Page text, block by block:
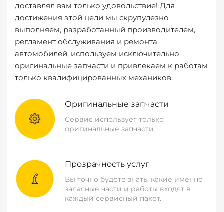
доставлял вам только удовольствие! Для
достижения этой цели мы скрупулезно
выполняем, разработанный производителем,
регламент обслуживания и ремонта
автомобилей, используем исключительно
оригинальные запчасти и привлекаем к работам
только квалифицированных механиков.
Оригинальные запчасти
Сервис использует только
оригинальные запчасти
Прозрачность услуг
Вы точно будете знать, какие именно
запасные части и работы входят в
каждый сервисный пакет.